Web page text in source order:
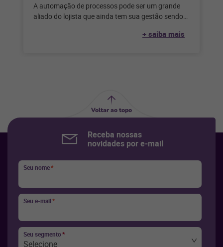
A automação de processos pode ser um grande
aliado do lojista que ainda tem sua gestão sendo
+ saiba mais
Voltar ao topo
Receba nossas
novidades por e-mail
Seu nome*
Seu e-mail*
Seu segmento*
Selecione